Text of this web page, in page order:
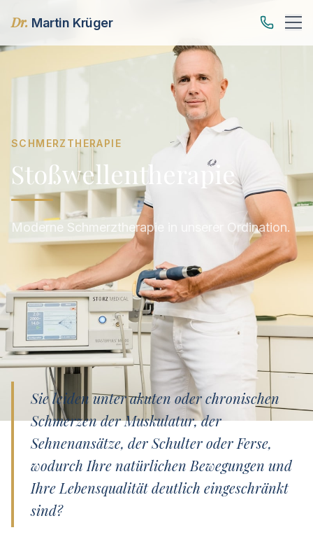
Dr. Martin Krüger
SCHMERZTHERAPIE
Stoßwellentherapie
Moderne Schmerztherapie in unserer Ordination.
Sie leiden unter akuten oder chronischen
Schmerzen der Muskulatur, der
Sehnenansätze, der Schulter oder Ferse,
wodurch Ihre natürlichen Bewegungen und
Ihre Lebensqualität deutlich eingeschränkt
sind?